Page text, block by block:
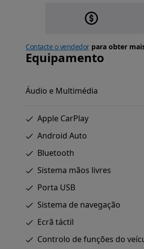
Contacte o vendedorpara obter
Equipamento
Áudio e Multimédia
Apple CarPlay
Android Auto
Bluetooth
Sistema mãos livres
Porta USB
Sistema de navegação
Ecrã táctil
Controlo de funções do